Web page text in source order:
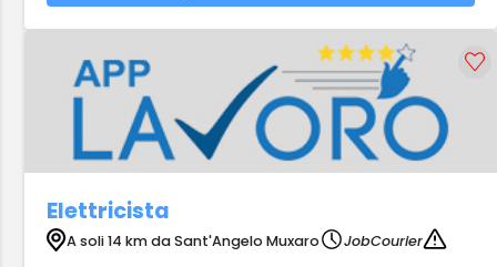
Elettricista
A soli 14 km da Sant'Angelo Muxaro
JobCourier